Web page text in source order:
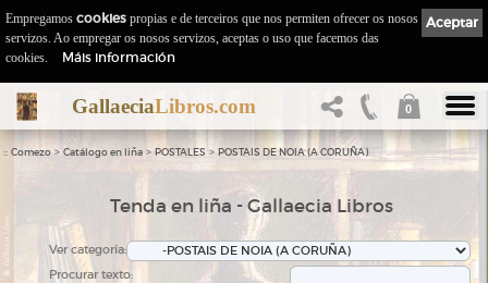
GallaeciaLibros.com 0
:: Comezo > Catálogo en liña > POSTALES > POSTAIS DE NOIA (A CORUÑA)
Tenda en liña - Gallaecia Libros
Ver categoría:
Procurar texto:
Aceptar
Empregamos cookies propias e de terceiros que nos permiten ofrecer os nosos
servizos. Ao empregar os nosos servizos, aceptas o uso que facemos das
cookies.
Máis información